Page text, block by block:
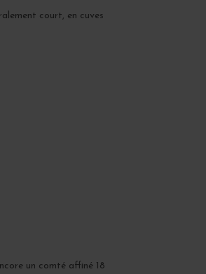
court, en cuves
un comté affiné 18